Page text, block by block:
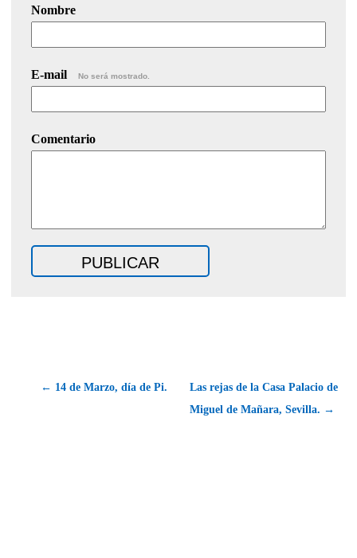
Nombre
E-mail No será mostrado.
Comentario
← 14 de Marzo, día de Pi.
Las rejas de la Casa Palacio de
Miguel de Mañara, Sevilla. →